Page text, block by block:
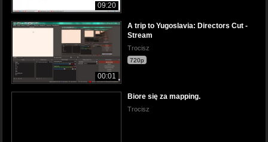
09:20
00:01
A trip to Yugoslavia: Directors Cut -
Stream
Trocisz
720p
Biore się za mapping.
Trocisz